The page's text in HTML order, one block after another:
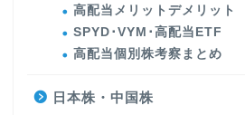
高配当メリットデメリット
SPYD･VYM･高配当ETF
高配当個別株考察まとめ
日本株・中国株